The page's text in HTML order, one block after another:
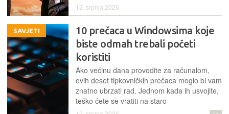
12. srpnja 2026.
SAVJETI
10 prečaca u Windowsima koje
biste odmah trebali početi
koristiti
Ako većinu dana provodite za računalom,
ovih deset tipkovničkih prečaca moglo bi vam
znatno ubrzati rad. Jednom kada ih usvojite,
teško ćete se vratiti na staro